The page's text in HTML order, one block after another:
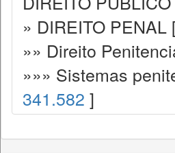
» DIREITO PENAL
»» Direito
»»» Sistemas
341.582 ]